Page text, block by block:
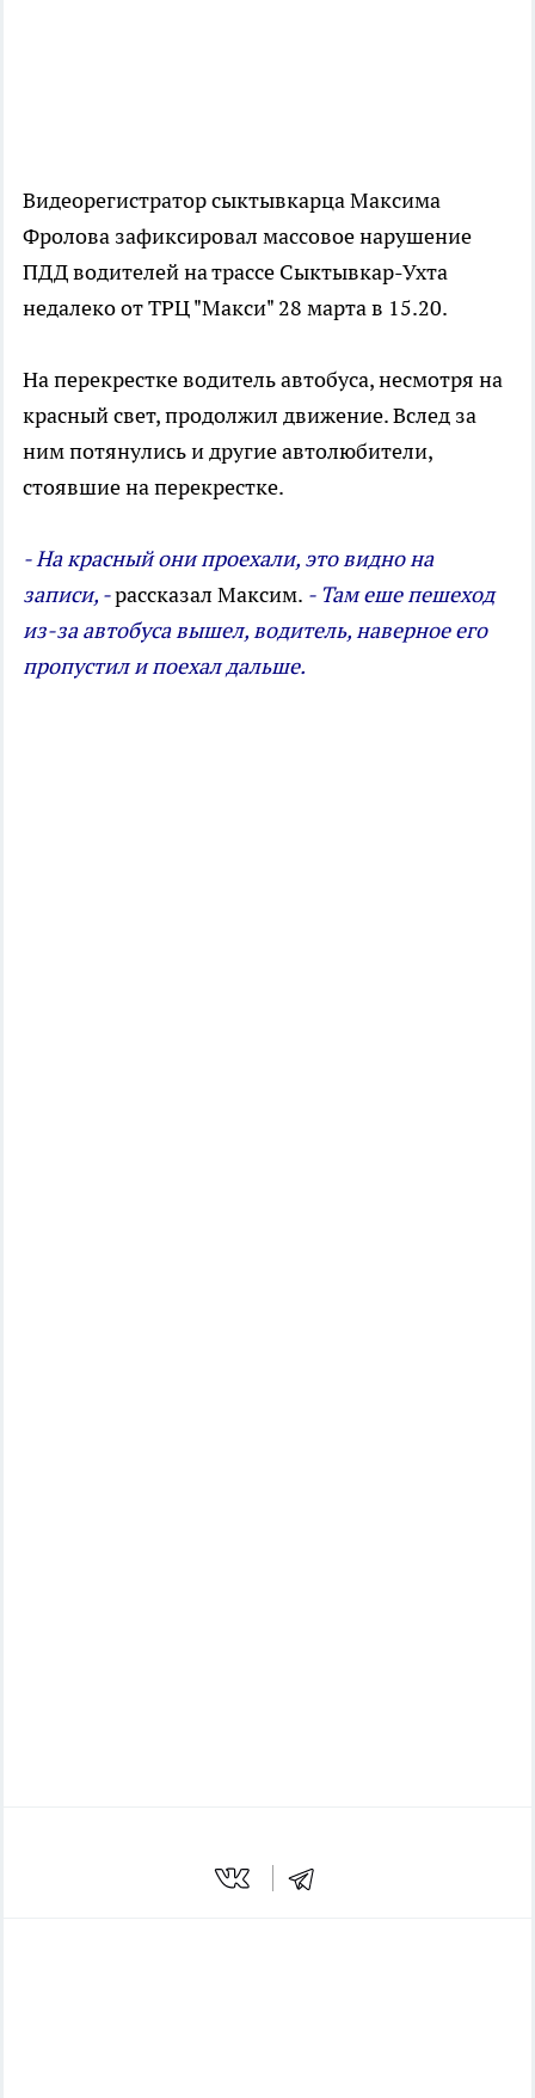
Видеорегистратор сыктывкарца Максима
Фролова зафиксировал массовое нарушение
ПДД водителей на трассе Сыктывкар-Ухта
недалеко от ТРЦ "Макси" 28 марта в 15.20.
На перекрестке водитель автобуса, несмотря на
красный свет, продолжил движение. Вслед за
ним потянулись и другие автолюбители,
стоявшие на перекрестке.
- На красный они проехали, это видно на
записи, -рассказал Максим. - Там еше пешеход
из-за автобуса вышел, водитель, наверное его
пропустил и поехал дальше.